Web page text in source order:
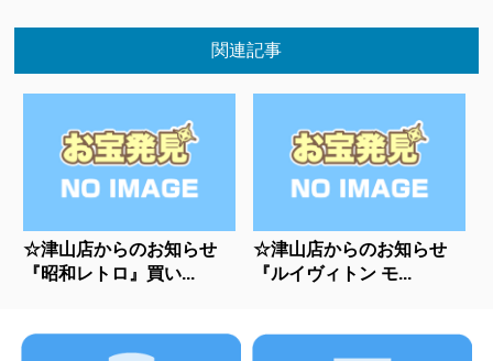
関連記事
☆津山店からのお知らせ
『昭和レトロ』買い...
☆津山店からのお知らせ
『ルイヴィトン モ...